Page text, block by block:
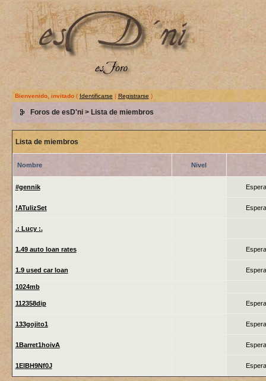
Bienvenido, invitado( Identificarse | Registrarse )
Foros de esD'ni> Lista de miembros
Lista de miembros
Nombre Nivel
#gennik
!ATulizSet
.: Lucy :.
1.49 auto loan rates
1.9 used car loan
1024mb
112358dip
133gojito1
1Barret1hoivA
1ElBH9Nf0J